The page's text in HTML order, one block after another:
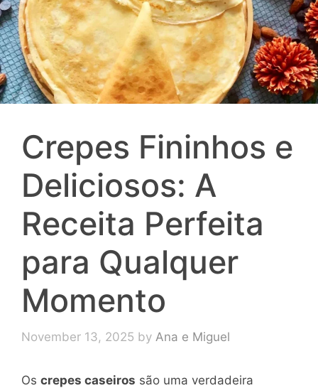
Crepes Fininhos e
Deliciosos: A
Receita Perfeita
para Qualquer
Momento
November 13, 2025 by Ana e Miguel
Os crepes caseiros são uma verdadeira